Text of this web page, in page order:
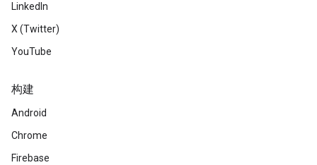
LinkedIn
X (Twitter)
YouTube
构建
Android
Chrome
Firebase